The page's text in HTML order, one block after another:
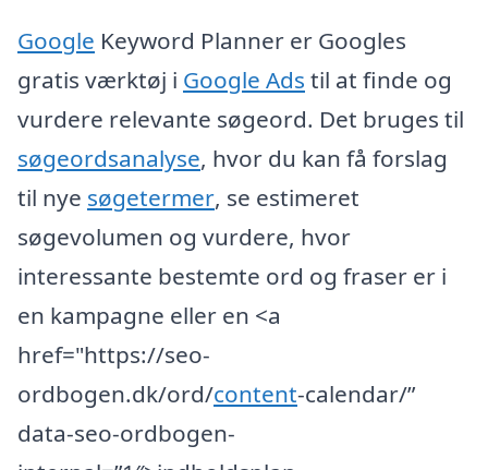
Google Keyword Planner er Googles
gratis værktøj i Google Ads til at finde og
vurdere relevante søgeord. Det bruges til
søgeordsanalyse, hvor du kan få forslag
til nye søgetermer, se estimeret
søgevolumen og vurdere, hvor
interessante bestemte ord og fraser er i
en kampagne eller en <a
href="https://seo-
ordbogen.dk/ord/content-calendar/”
data-seo-ordbogen-